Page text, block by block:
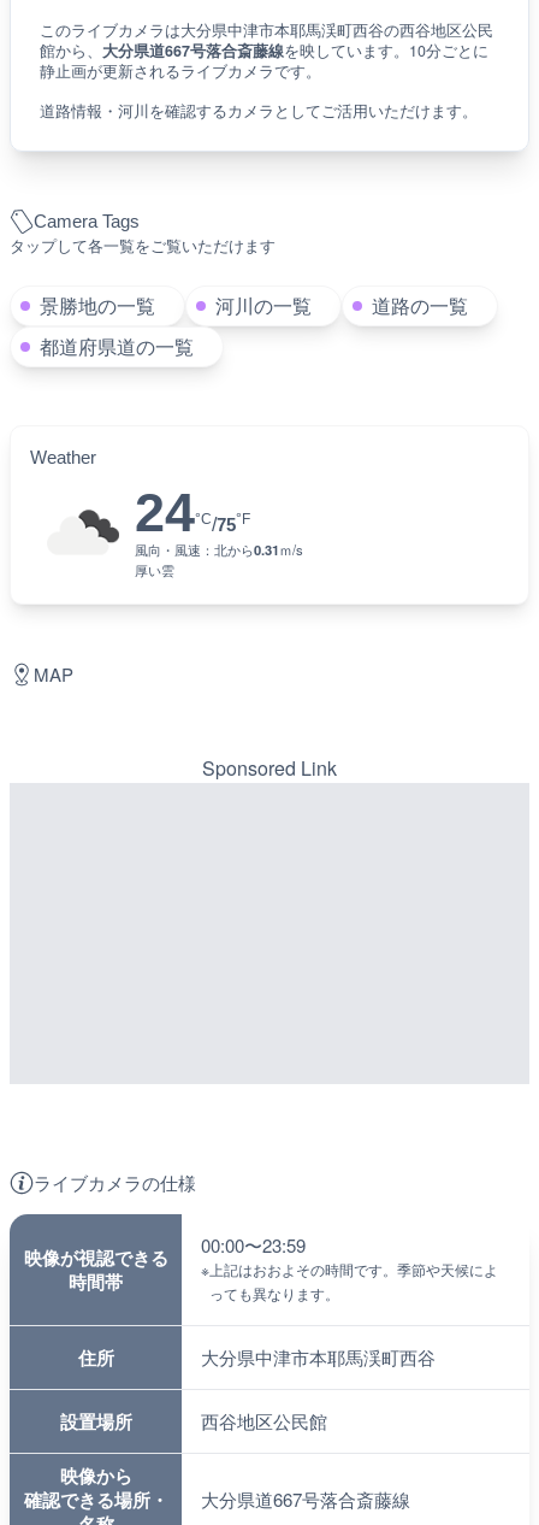
Camera Tags
タップして各一覧をご覧いただけます
景勝地の一覧 河川の一覧
道路の一覧
都道府県道の一覧
Weather
24°C/75°F
風向・風速： 北から0.31ｍ/s
厚い雲
このライブカメラは大分県中津市本耶馬渓町西谷の西谷地区公民
館から、 大分県道667号落合斎藤線を映しています。10分ごとに
静止画が更新されるライブカメラです。
道路情報・河川を確認するカメラとしてご活用いただけます。
ライブカメラの仕様
映像が視認できる
時間帯
00:00〜23:59
※ 上記はおおよその時間です。季節や天候によ
っても異なります。
住所 大分県中津市本耶馬渓町西谷
設置場所 西谷地区公民館
映像から
確認できる場所・
大分県道667号落合斎藤線
MAP
Sponsored Link